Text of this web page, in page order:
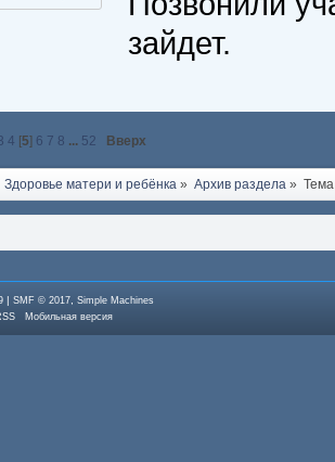
зайдет.
4 [5] 6 7 8 ... 52 Вверх
Здоровье матери и ребёнка» Архив раздела»
|SMF © 2017 ,Simple Machines
Мобильная версия